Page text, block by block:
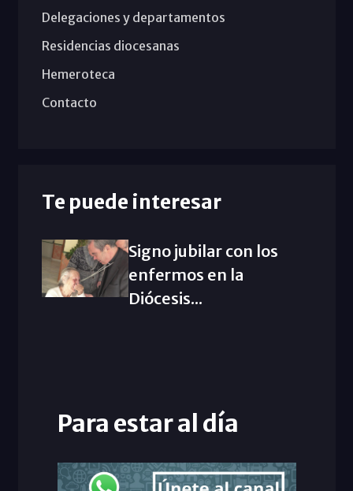
Delegaciones y departamentos
Residencias diocesanas
Hemeroteca
Contacto
Te puede interesar
Signo jubilar con los
enfermos en la
Diócesis...
Para estar al día